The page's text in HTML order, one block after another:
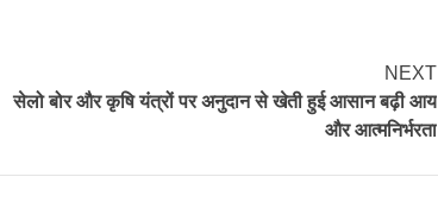
NEXT
सेलो बोर और कृषि यंत्रों पर अनुदान से खेती हुई आसान बढ़ी आय
और आत्मनिर्भरता